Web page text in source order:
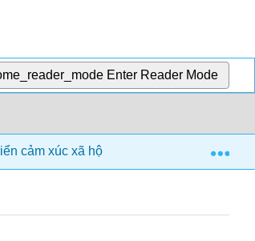
Enter Reader Mode
cảm xúc xã hội trong thời thơ ấu